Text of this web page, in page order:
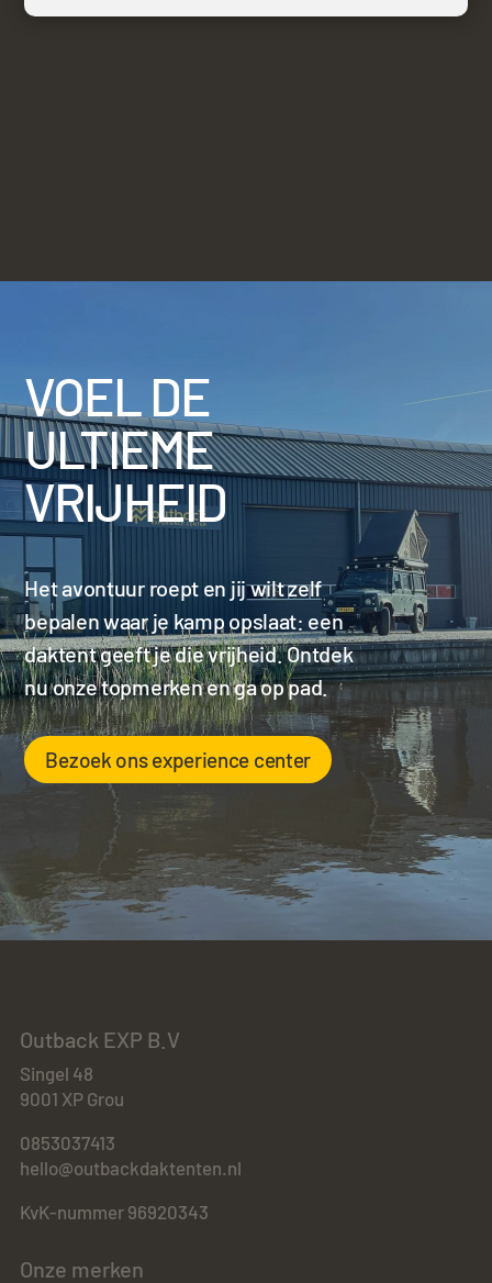
VOEL DE
ULTIEME
VRIJHEID
Het avontuur roept en jij wilt zelf
bepalen waar je kamp opslaat: een
daktent geeft je die vrijheid. Ontdek
nu onze topmerken en ga op pad.
Bezoek ons experience center
Outback EXP B.V
Singel 48
9001 XP Grou
0853037413
hello@outbackdaktenten.nl
KvK-nummer 96920343
Onze merken